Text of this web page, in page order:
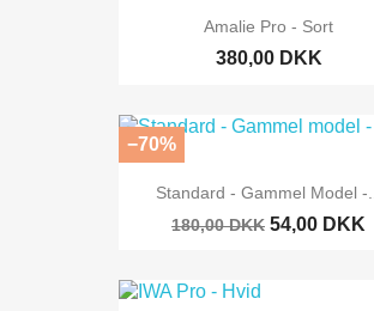
Amalie Pro - Sort
380,00 DKK
Standard - Gammel Model -...
180,00 DKK 54,00 DKK
−70%